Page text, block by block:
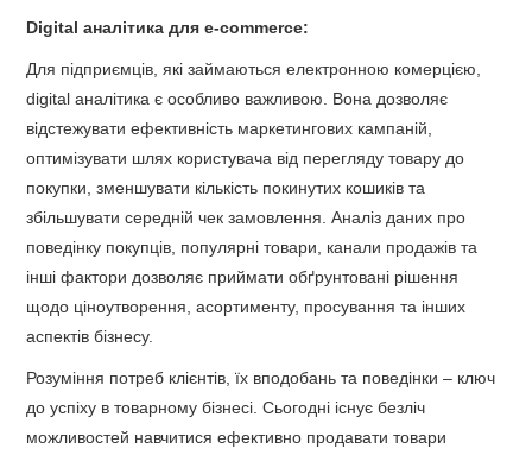
Digital аналітика для e-commerce:
Для підприємців, які займаються електронною комерцією,
digital аналітика є особливо важливою. Вона дозволяє
відстежувати ефективність маркетингових кампаній,
оптимізувати шлях користувача від перегляду товару до
покупки, зменшувати кількість покинутих кошиків та
збільшувати середній чек замовлення. Аналіз даних про
поведінку покупців, популярні товари, канали продажів та
інші фактори дозволяє приймати обґрунтовані рішення
щодо ціноутворення, асортименту, просування та інших
аспектів бізнесу.
Розуміння потреб клієнтів, їх вподобань та поведінки – ключ
до успіху в товарному бізнесі. Сьогодні існує безліч
можливостей навчитися ефективно продавати товари